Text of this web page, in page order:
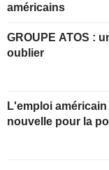
américains
GROUPE ATOS : une nouvelle année à
oublier
L'emploi
nouvelle pour la